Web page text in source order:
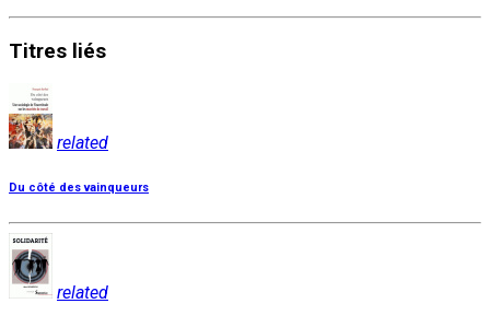
Titres liés
related
Du côté des vainqueurs
related